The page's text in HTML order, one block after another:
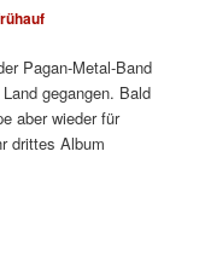
Pagan-Metal-Band
gegangen. Bald
aber wieder für
drittes Album